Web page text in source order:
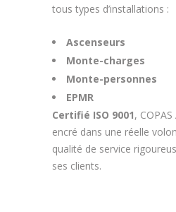
tous types d’installations :
Ascenseurs
Monte-charges
Monte-personnes
EPMR
Certifié ISO 9001, COPAS
encré dans une réelle
qualité de service
ses clients.